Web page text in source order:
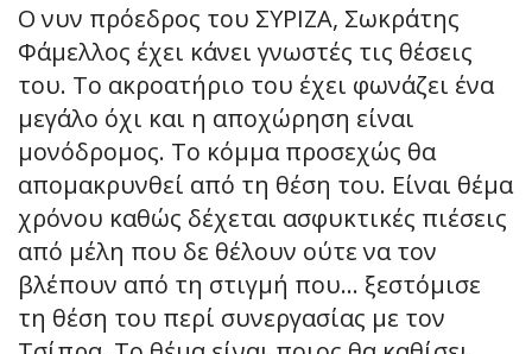
Ο νυν πρόεδρος του ΣΥΡΙΖΑ, Σωκράτης
Φάμελλος έχει κάνει γνωστές τις θέσεις
του. Το ακροατήριο του έχει φωνάζει ένα
μεγάλο όχι και η αποχώρηση είναι
μονόδρομος. Το κόμμα προσεχώς θα
απομακρυνθεί από τη θέση του. Είναι θέμα
χρόνου καθώς δέχεται ασφυκτικές πιέσεις
από μέλη που δε θέλουν ούτε να τον
βλέπουν από τη στιγμή που… ξεστόμισε
τη θέση του περί συνεργασίας με τον